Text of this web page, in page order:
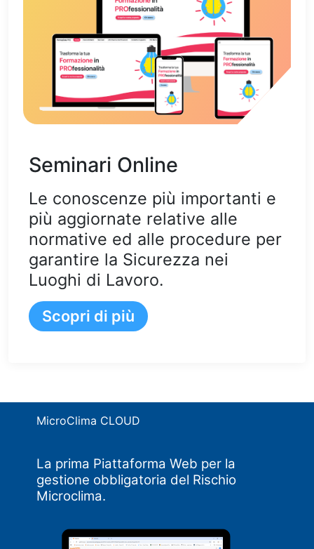
Seminari Online
Le conoscenze più importanti e
più aggiornate relative alle
normative ed alle procedure per
garantire la Sicurezza nei
Luoghi di Lavoro.
Scopri di più
MicroClima CLOUD
La prima Piattaforma Web per la
gestione obbligatoria del Rischio
Microclima.